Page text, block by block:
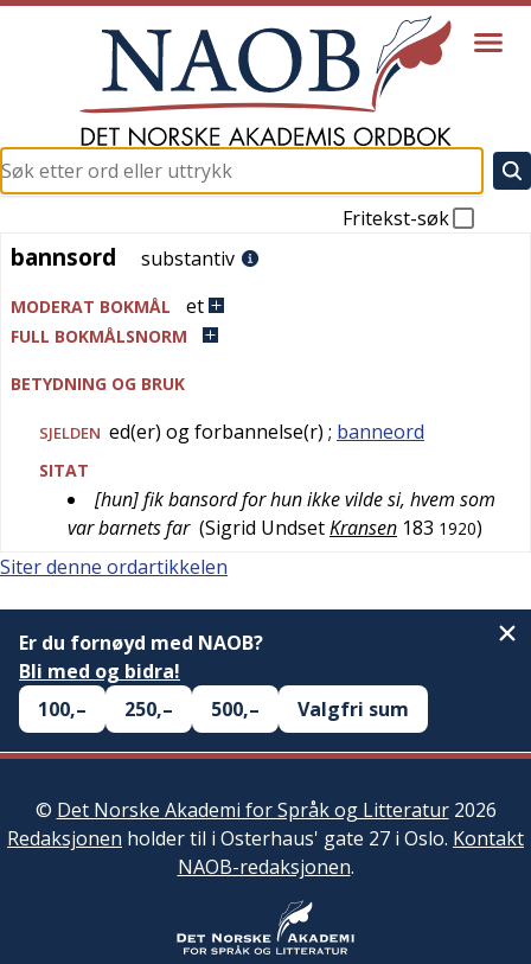
Fritekst-søk
bannsord
bannsord substantiv
MODERAT BOKMÅL et
FULL BOKMÅLSNORM
BETYDNING OG BRUK
SJELDEN ed(er) og forbannelse(r) ; banneord
SITAT
[hun] fik bansord for hun ikke vilde si, hvem som
var barnets far (Sigrid UndsetKransen 183 1920)
Siter denne ordartikkelen
Er du fornøyd med NAOB?
Bli med og bidra!
100,–
250,– 500,– Valgfri sum
© Det Norske Akademi for Språk og Litteratur2026
Redaksjonen holder til i Osterhaus' gate 27 i Oslo. Kontakt
NAOB-redaksjonen.